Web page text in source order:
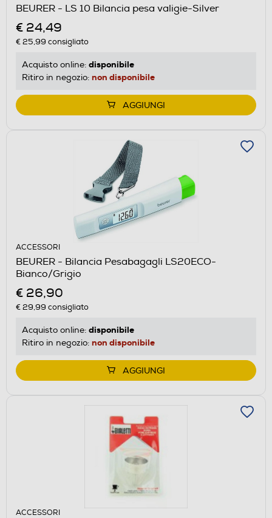
BEURER - LS 10 Bilancia pesa valigie-Silver
€ 24,49
€ 25,99 consigliato
Acquisto online: disponibile
Ritiro in negozio: non disponibile
AGGIUNGI
ACCESSORI
BEURER - Bilancia Pesabagagli LS20ECO-
Bianco/Grigio
€ 26,90
€ 29,99 consigliato
Acquisto online: disponibile
Ritiro in negozio: non disponibile
AGGIUNGI
ACCESSORI